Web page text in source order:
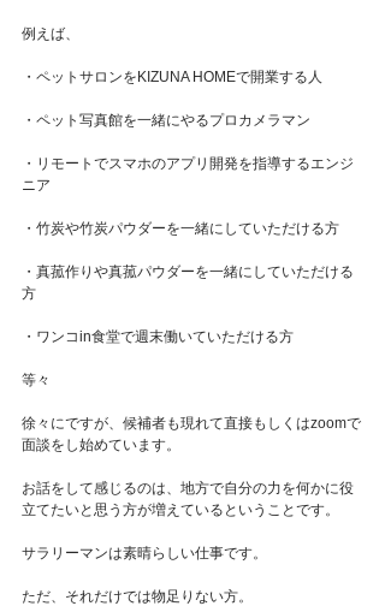
例えば、
・ペットサロンをKIZUNA HOMEで開業する人
・ペット写真館を一緒にやるプロカメラマン
・リモートでスマホのアプリ開発を指導するエンジ
ニア
・竹炭や竹炭パウダーを一緒にしていただける方
・真菰作りや真菰パウダーを一緒にしていただける
方
・ワンコin食堂で週末働いていただける方
等々
徐々にですが、候補者も現れて直接もしくはzoomで
面談をし始めています。
お話をして感じるのは、地方で自分の力を何かに役
立てたいと思う方が増えているということです。
サラリーマンは素晴らしい仕事です。
ただ、それだけでは物足りない方。